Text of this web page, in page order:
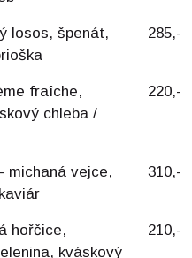
losos, špenát,
285,-
fraîche,
chleba /
220,-
michaná vejce,
310,-
hořčice,
kváskový
210,-